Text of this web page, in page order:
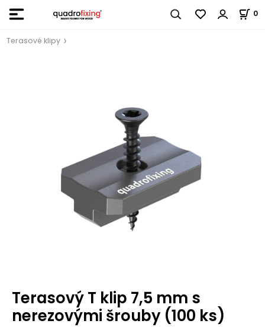
0
Terasové klipy
Terasový T klip 7,5 mm s
nerezovými šrouby (100 ks)